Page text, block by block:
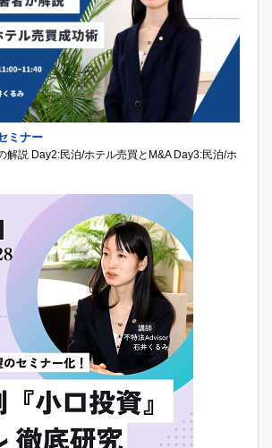
ミナー
解説 Day2:民泊/ホテル売買とM&A Day3:民泊/ホ